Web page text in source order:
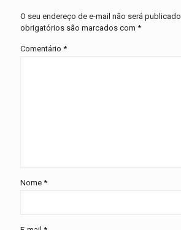
O seu endereço de e-mail não será publicado.
obrigatórios são marcados com *
Comentário *
Nome *